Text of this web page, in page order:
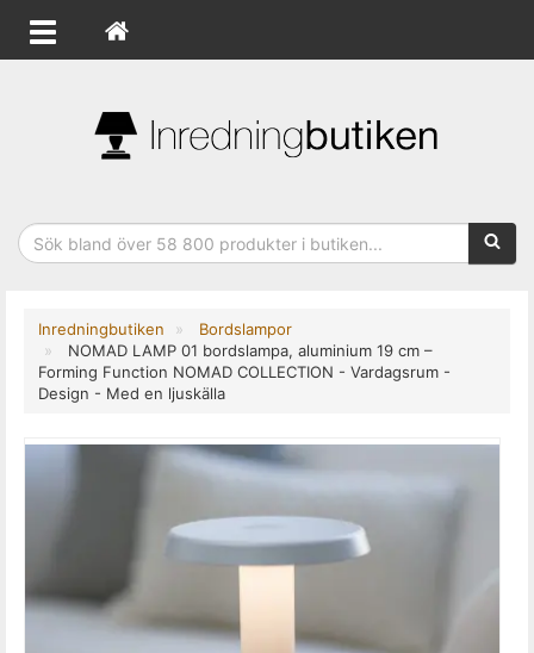
Inredningbutiken
Bordslampor
NOMAD LAMP 01 bordslampa, aluminium 19 cm –
Forming Function NOMAD COLLECTION - Vardagsrum -
Design - Med en ljuskälla